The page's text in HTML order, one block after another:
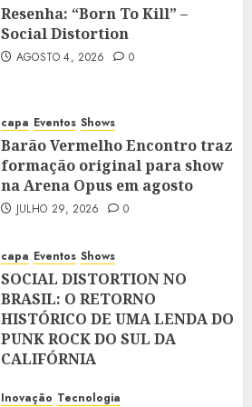
Resenha: “Born To Kill” –
Social Distortion
AGOSTO 4, 2026 0
capa Eventos Shows
Barão Vermelho Encontro traz
formação original para show
na Arena Opus em agosto
JULHO 29, 2026 0
capa Eventos Shows
SOCIAL DISTORTION NO
BRASIL: O RETORNO
HISTÓRICO DE UMA LENDA DO
PUNK ROCK DO SUL DA
CALIFÓRNIA
Inovação Tecnologia